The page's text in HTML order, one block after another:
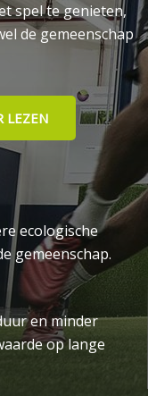
spel te genieten,
de gemeenschap
LEZEN
ecologische
gemeenschap.
en minder
op lange